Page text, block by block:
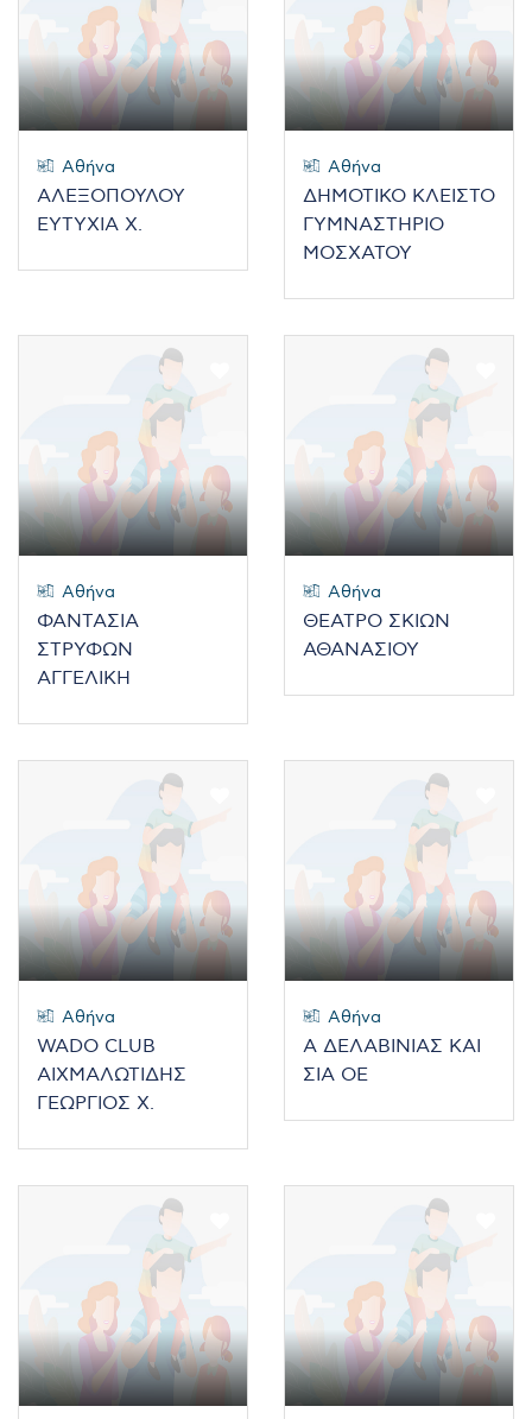
Αθήνα
ΑΛΕΞΟΠΟΥΛΟΥ
ΕΥΤΥΧΙΑ Χ.
Αθήνα
ΔΗΜΟΤΙΚΟ ΚΛΕΙΣΤΟ
ΓΥΜΝΑΣΤΗΡΙΟ
ΜΟΣΧΑΤΟΥ
Αθήνα
ΦΑΝΤΑΣΙΑ
ΣΤΡΥΦΩΝ
ΑΓΓΕΛΙΚΗ
Αθήνα
ΘΕΑΤΡΟ ΣΚΙΩΝ
ΑΘΑΝΑΣΙΟΥ
Αθήνα
WADO CLUB
ΑΙΧΜΑΛΩΤΙΔΗΣ
ΓΕΩΡΓΙΟΣ Χ.
Αθήνα
Α ΔΕΛΑΒΙΝΙΑΣ ΚΑΙ
ΣΙΑ ΟΕ